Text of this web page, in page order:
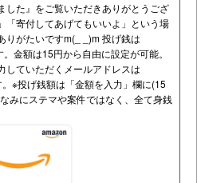
した』をご覧いただきありがとうござ
「寄付してあげてもいいよ」という場
りがたいですm(_ _)m 投げ銭は
金額は15円から自由に設定が可能。
していただくメールアドレスは
※投げ銭額は「金額を入力」欄に(15
みにステマや案件ではなく、全て身銭